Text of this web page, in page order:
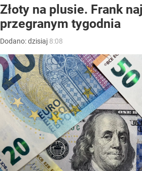
Złoty na plusie. Frank
przegranym tygodnia
Dodano:dzisiaj 8:08